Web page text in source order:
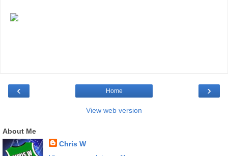
‹ ›
Home
View web version
About Me
Chris W